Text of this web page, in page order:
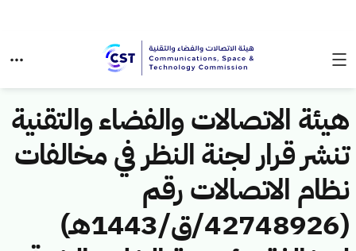
هيئة الاتصالات والفضاء والتقنية
تنشر قرار لجنة النظر في مخالفات
نظام الاتصالات رقم
(42748926/ق/1443هـ)